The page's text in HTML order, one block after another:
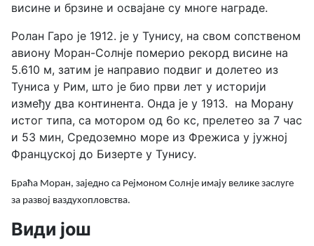
висине и брзине и освајане су многе награде.
Ролан Гаро је 1912. је у Тунису, на свом сопственом
авиону Моран-Солнје померио рекорд висине на
5.610 м, затим је направио подвиг и долетео из
Туниса у Рим, што је био први лет у историји
између два континента. Онда је у 1913. на Морану
истог типа, са мотором од 6о кс, прелетео за 7 час
и 53 мин, Средоземно море из Фрежиса у јужној
Француској до Бизерте у Тунису.
Браћа Моран, заједно са Рејмоном Солнје имају велике заслуге
за развој ваздухопловства.
Види још